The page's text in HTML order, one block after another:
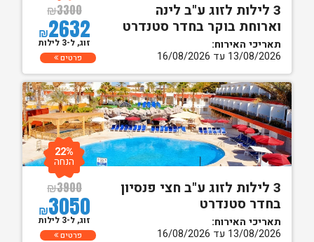
3 לילות לזוג ע"ב לינה
וארוחת בוקר בחדר סטנדרט
תאריכי האירוח:
13/08/2026 עד 16/08/2026
₪3300
₪2632
זוג, ל-3 לילות
פרטים
3 לילות לזוג ע"ב חצי פנסיון
בחדר סטנדרט
תאריכי האירוח:
13/08/2026 עד 16/08/2026
₪3900
₪3050
22%
הנחה
זוג, ל-3 לילות
פרטים